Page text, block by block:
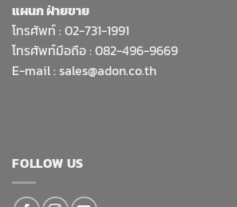
แผนก ฝ่ายขาย
โทรศัพท์ : 02-731-1991
โทรศัพท์มือถือ : 082-496-9669
E-mail : sales@adon.co.th
FOLLOW US